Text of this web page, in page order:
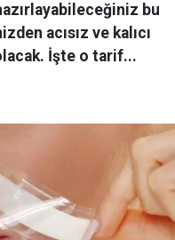
bu
acısız ve kalıcı
İşte o tarif...